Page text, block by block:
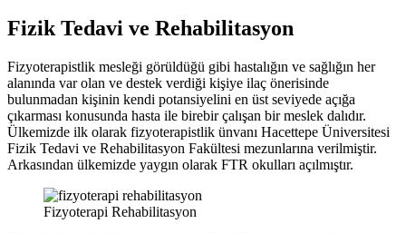
Fizik Tedavi ve Rehabilitasyon
Fizyoterapistlik mesleği görüldüğü gibi hastalığın ve sağlığın her
alanında var olan ve destek verdiği kişiye ilaç önerisinde
bulunmadan kişinin kendi potansiyelini en üst seviyede açığa
çıkarması konusunda hasta ile birebir çalışan bir meslek dalıdır.
Ülkemizde ilk olarak fizyoterapistlik ünvanı Hacettepe Üniversitesi
Fizik Tedavi ve Rehabilitasyon Fakültesi mezunlarına verilmiştir.
Arkasından ülkemizde yaygın olarak FTR okulları açılmıştır.
Fizyoterapi Rehabilitasyon